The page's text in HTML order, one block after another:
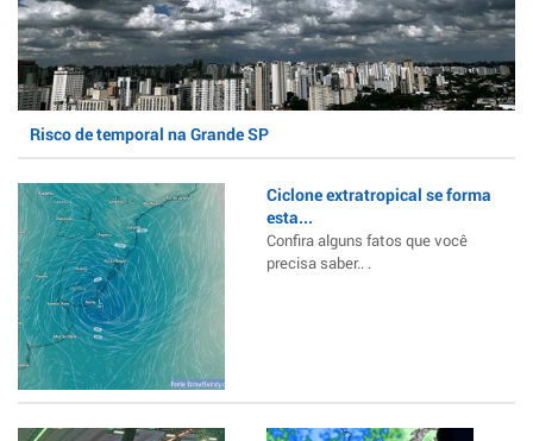
Risco de temporal na Grande SP
Ciclone extratropical se forma
esta...
Confira alguns fatos que você
precisa saber.. .